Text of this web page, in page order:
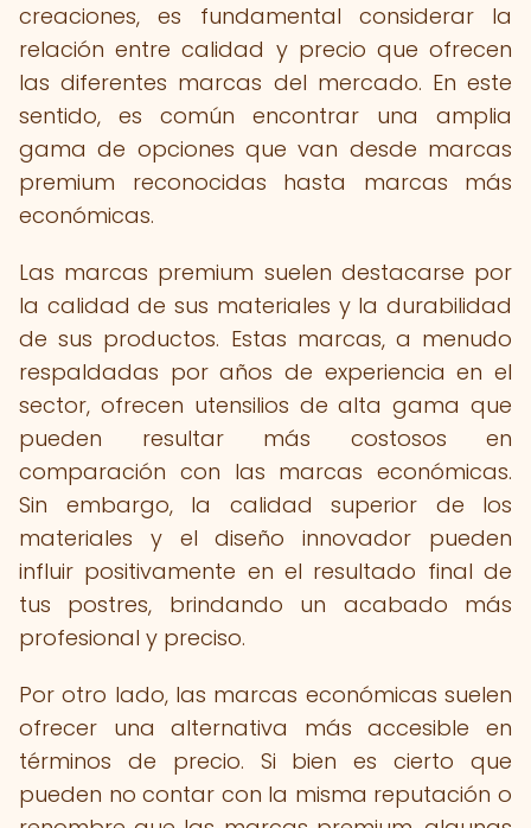
creaciones, es fundamental considerar la
relación entre calidad y precio que ofrecen
las diferentes marcas del mercado. En este
sentido, es común encontrar una amplia
gama de opciones que van desde marcas
premium reconocidas hasta marcas más
económicas.
Las marcas premium suelen destacarse por
la calidad de sus materiales y la durabilidad
de sus productos. Estas marcas, a menudo
respaldadas por años de experiencia en el
sector, ofrecen utensilios de alta gama que
pueden resultar más costosos en
comparación con las marcas económicas.
Sin embargo, la calidad superior de los
materiales y el diseño innovador pueden
influir positivamente en el resultado final de
tus postres, brindando un acabado más
profesional y preciso.
Por otro lado, las marcas económicas suelen
ofrecer una alternativa más accesible en
términos de precio. Si bien es cierto que
pueden no contar con la misma reputación o